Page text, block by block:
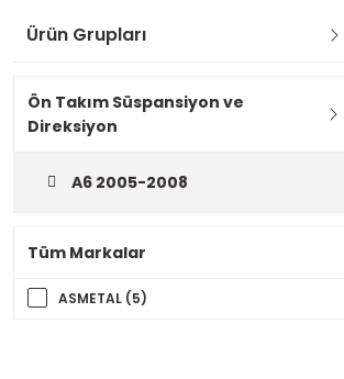
Ürün Grupları
Ön Takım Süspansiyon ve
Direksiyon
A6 2005-2008
Tüm Markalar
ASMETAL (5)